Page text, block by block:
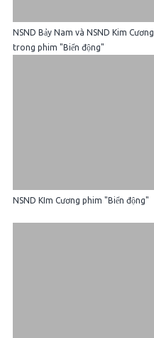
NSND Bảy Nam và NSND Kim Cương
trong phim "Biển động"
NSND KIm Cương phim "Biển động"